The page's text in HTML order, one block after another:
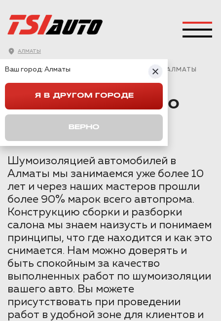
АЛМАТЫ
TOYOTA CAMRY 70 ШУМОИЗОЛЯЦИЯ АРОК В АЛМАТЫ
TOYOTA CAMRY 70
Шумоизоляцией автомобилей в
Алматы мы занимаемся уже более 10
лет и через наших мастеров прошли
более 90% марок всего автопрома.
Конструкцию сборки и разборки
салона мы знаем наизусть и понимаем
принципы, что где находится и как это
снимается. Нам можно доверять и
быть спокойным за качество
выполненных работ по шумоизоляции
вашего авто. Вы можете
присутствовать при проведении
работ в удобной зоне для клиентов и
Ваш город: Алматы
Я В ДРУГОМ ГОРОДЕ
ВЕРНО